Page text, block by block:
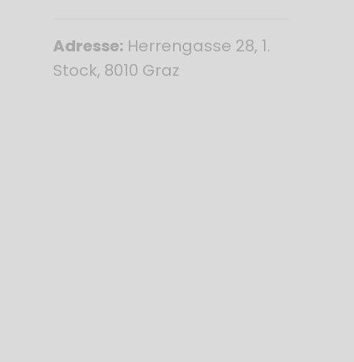
Adresse: Herrengasse 28, 1.
Stock, 8010 Graz